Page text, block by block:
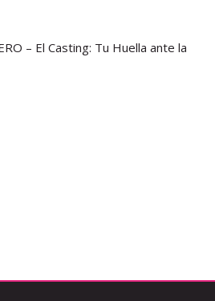
– El Casting: Tu Huella ante la